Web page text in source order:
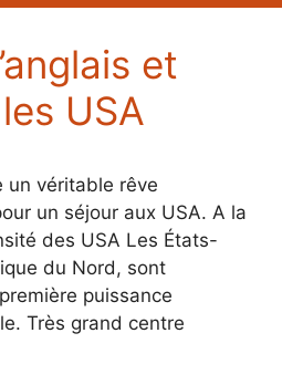
et
USA
un véritable rêve
un séjour aux USA. A la
des USA Les États-
du Nord, sont
puissance
Très grand centre